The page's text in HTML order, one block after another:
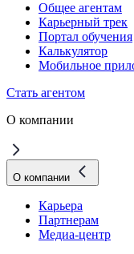
Общее агентам
Карьерный трек
Портал обучения
Калькулятор
Мобильное
Стать агентом
О компании
О компании
Карьера
Партнерам
Медиа-центр